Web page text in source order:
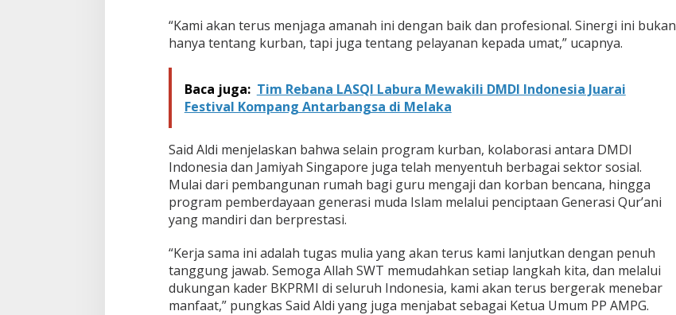
a
n
r
b
a
u
n
t
u
k
U
t
d
I
“Kami akan terus menjaga amanah ini dengan baik dan profesional. Sinergi ini bukan
hanya tentang kurban, tapi juga tentang pelayanan kepada umat,” ucapnya.
Baca juga: Tim Rebana LASQI Labura Mewakili DMDI Indonesia Juarai
Festival Kompang Antarbangsa di Melaka
Said Aldi menjelaskan bahwa selain program kurban, kolaborasi antara DMDI
Indonesia dan Jamiyah Singapore juga telah menyentuh berbagai sektor sosial.
Mulai dari pembangunan rumah bagi guru mengaji dan korban bencana, hingga
program pemberdayaan generasi muda Islam melalui penciptaan Generasi Qur’ani
yang mandiri dan berprestasi.
“Kerja sama ini adalah tugas mulia yang akan terus kami lanjutkan dengan penuh
tanggung jawab. Semoga Allah SWT memudahkan setiap langkah kita, dan melalui
dukungan kader BKPRMI di seluruh Indonesia, kami akan terus bergerak menebar
manfaat,” pungkas Said Aldi yang juga menjabat sebagai Ketua Umum PP AMPG.